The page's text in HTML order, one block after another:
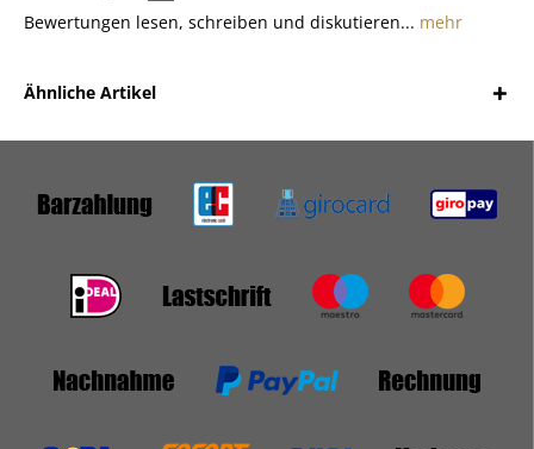
Bewertungen lesen, schreiben und diskutieren... mehr
Ähnliche Artikel